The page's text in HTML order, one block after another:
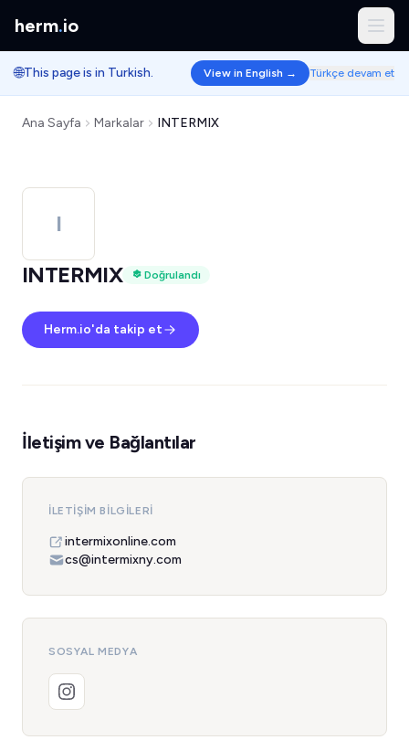
herm.io
🌐This page is in Turkish. View in English → Türkçe devam et
Ana Sayfa Markalar INTERMIX
I
INTERMIX
Doğrulandı
Herm.io'da takip et
İletişim ve Bağlantılar
İLETIŞIM BILGILERI
intermixonline.com
cs@intermixny.com
SOSYAL MEDYA